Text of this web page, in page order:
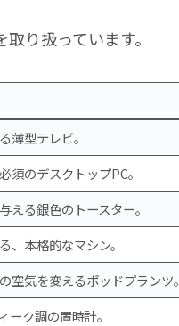
り扱っています。
薄型テレビ。
須のデスクトップPC。
える銀色のトースター。
、本格的なマシン。
空気を変えるポッドプランツ。
ーク調の置時計。